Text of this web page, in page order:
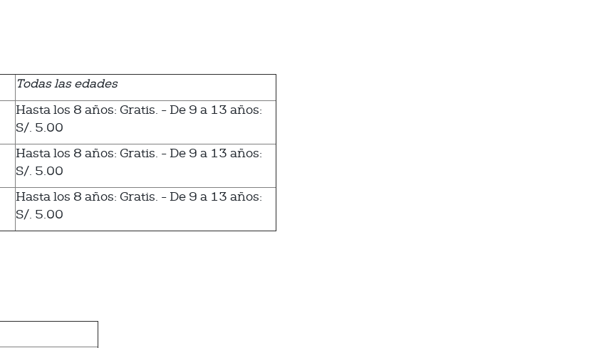
Todas las edades
Hasta los 8 años: Gratis. - De 9 a 13 años:
S/. 5.00
Hasta los 8 años: Gratis. - De 9 a 13 años:
S/. 5.00
Hasta los 8 años: Gratis. - De 9 a 13 años:
S/. 5.00